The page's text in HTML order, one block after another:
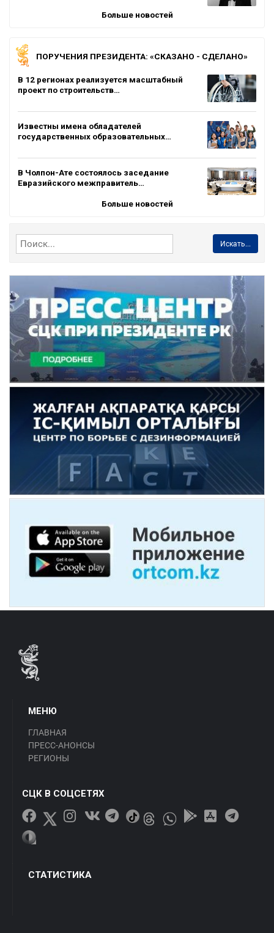
Больше новостей
ПОРУЧЕНИЯ ПРЕЗИДЕНТА: «СКАЗАНО - СДЕЛАНО»
В 12 регионах реализуется масштабный
проект по строительств…
Известны имена обладателей
государственных образовательных…
В Чолпон-Ате состоялось заседание
Евразийского межправитель…
Больше новостей
Искать...
МЕНЮ
ГЛАВНАЯ
ПРЕСС-АНОНСЫ
РЕГИОНЫ
СЦК В СОЦСЕТЯХ
СТАТИСТИКА